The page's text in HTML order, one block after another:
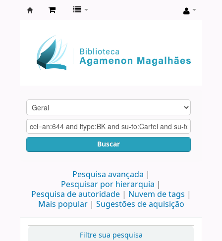
Agamenon
Magalhães
Buscar
Pesquisa avançada
Pesquisar por hierarquia
Pesquisa de autoridade
Nuvem de tags
Mais popular
Sugestões de aquisição
Filtre sua pesquisa